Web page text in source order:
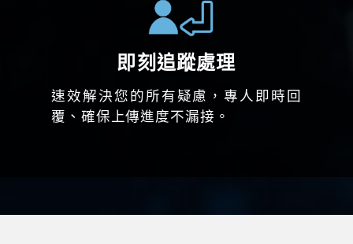
即刻追蹤處理
速效解決您的所有疑慮，專人即時回
覆、確保上傳進度不漏接。